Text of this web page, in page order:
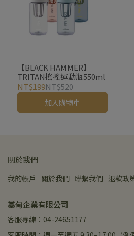
【BLACK HAMMER】
TRITAN搖搖運動瓶550ml
NT$199NT$520
加入購物車
關於我們
我的帳戶 關於我們 聯繫我們 退款政
基甸企業有限公司
客服專線：04-24651177